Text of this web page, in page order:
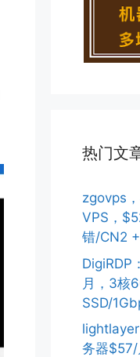
热门文
zgovps
VPS，
错/CN2
DigiRDP
月，3核
SSD/
务器$57/